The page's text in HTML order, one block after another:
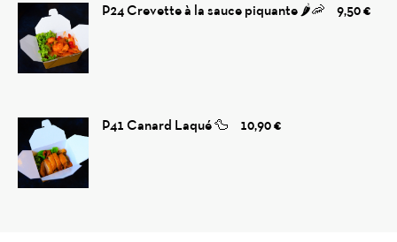
P24 Crevette à la sauce piquante 🌶️🦐 9,50 €
P41 Canard Laqué 🦆 10,90 €